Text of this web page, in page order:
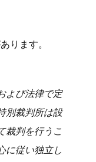
ります。
よび法律で定
別裁判所は設
裁判を行うこ
に従い独立し